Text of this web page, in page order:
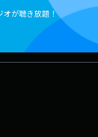
オが聴き放題！